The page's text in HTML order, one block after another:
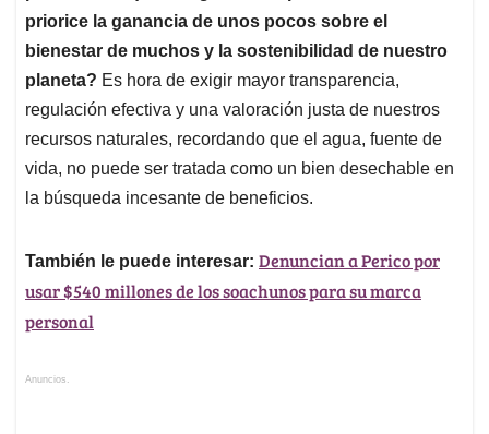
priorice la ganancia de unos pocos sobre el
bienestar de muchos y la sostenibilidad de nuestro
planeta? Es hora de exigir mayor transparencia,
regulación efectiva y una valoración justa de nuestros
recursos naturales, recordando que el agua, fuente de
vida, no puede ser tratada como un bien desechable en
la búsqueda incesante de beneficios.
También le puede interesar: Denuncian a Perico por
usar $540 millones de los soachunos para su marca
personal
Anuncios.